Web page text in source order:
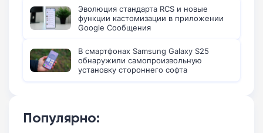
Эволюция стандарта RCS и новые
функции кастомизации в приложении
Google Сообщения
В смартфонах Samsung Galaxy S25
обнаружили самопроизвольную
установку стороннего софта
Популярно: